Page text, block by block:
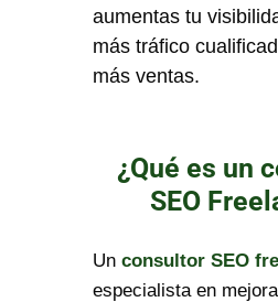
aumentas tu
más tráfico
más ventas.
¿Qué es un
SEO
Un consultor SEO
especialista en